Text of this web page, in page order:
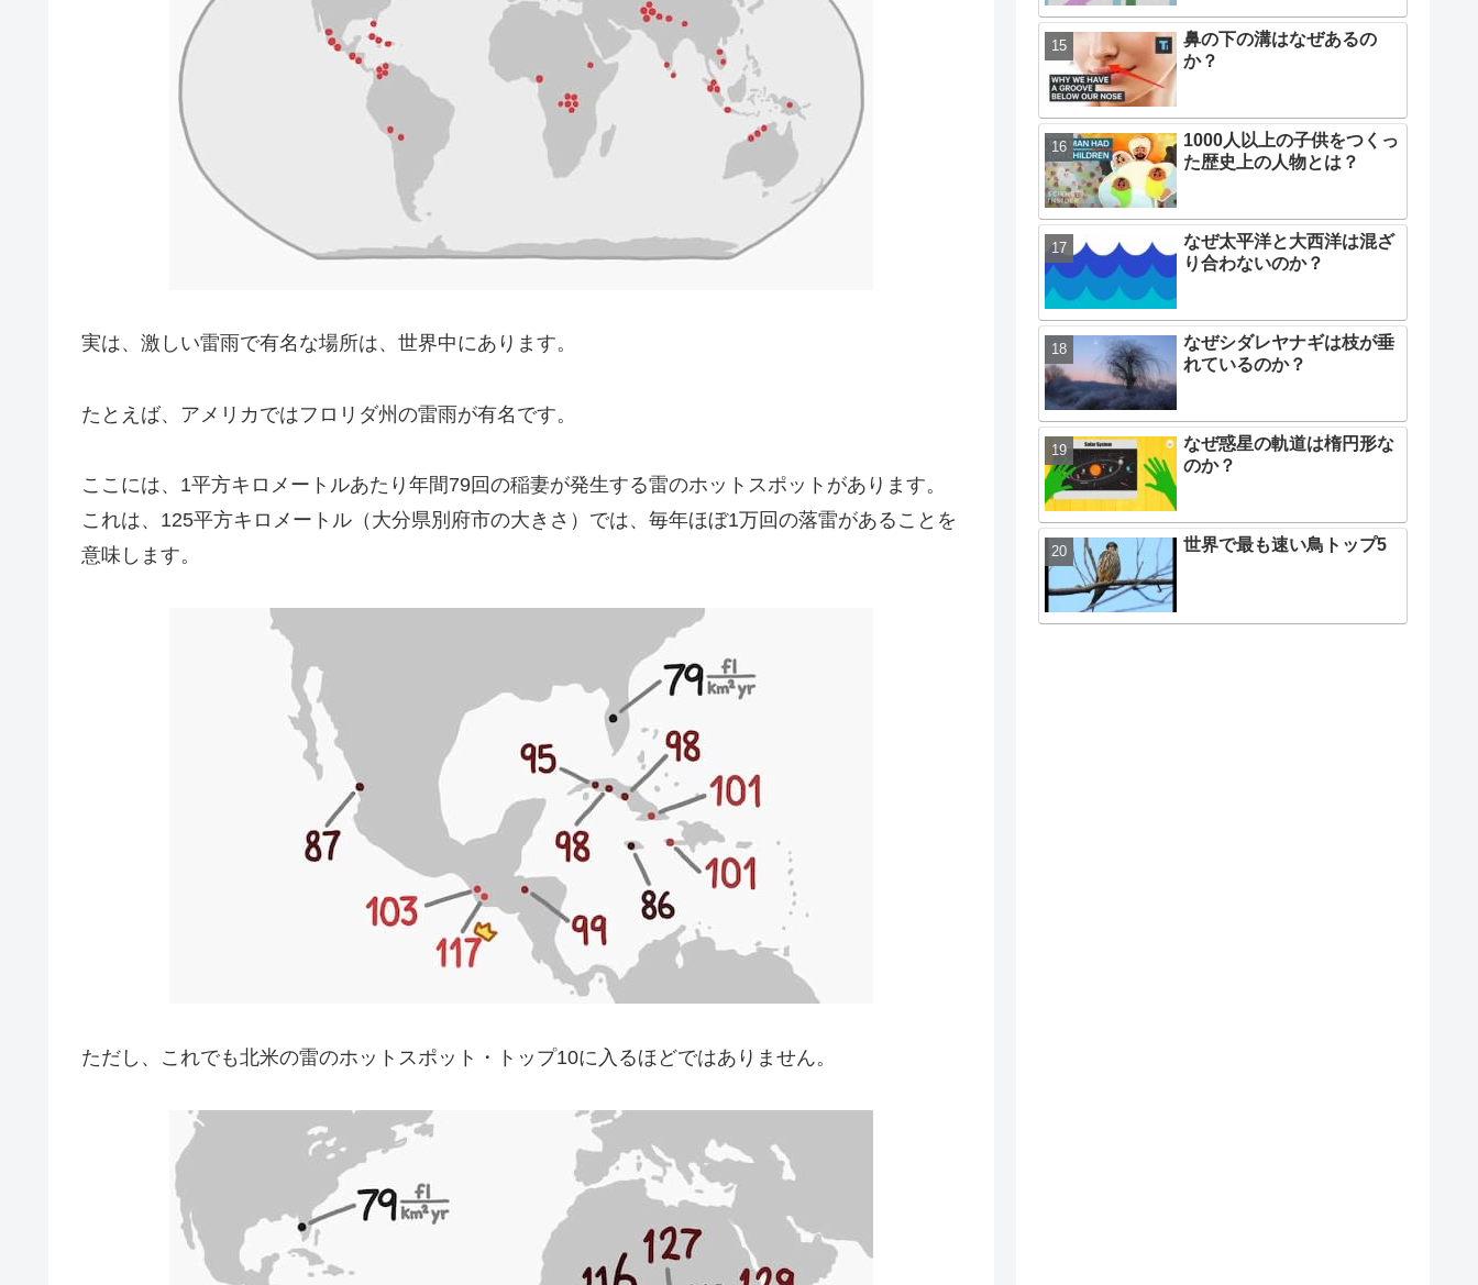
実は、激しい雷雨で有名な場所は、世界中にあります。
たとえば、アメリカではフロリダ州の雷雨が有名です。
ここには、1平方キロメートルあたり年間79回の稲妻が発生する雷のホットスポットがあります。
これは、125平方キロメートル（大分県別府市の大きさ）では、毎年ほぼ1万回の落雷があることを
意味します。
ただし、これでも北米の雷のホットスポット・トップ10に入るほどではありません。
鼻の下の溝はなぜあるの
か？
1000人以上の子供をつくっ
た歴史上の人物とは？
なぜ太平洋と大西洋は混ざ
り合わないのか？
なぜシダレヤナギは枝が垂
れているのか？
なぜ惑星の軌道は楕円形な
のか？
世界で最も速い鳥トップ5